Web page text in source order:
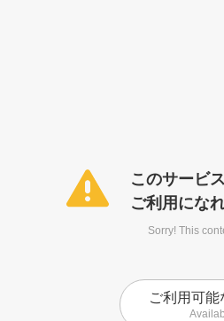
このサービ
ご利用にな
Sorry! This
ご利用可